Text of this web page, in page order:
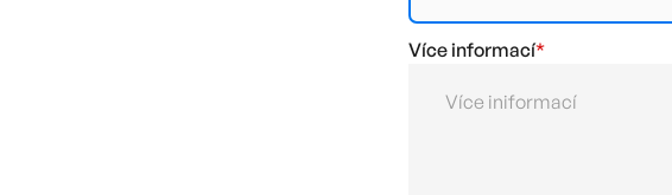
Více informací*